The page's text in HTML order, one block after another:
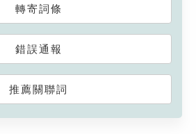
轉寄詞條
錯誤通報
推薦關聯詞